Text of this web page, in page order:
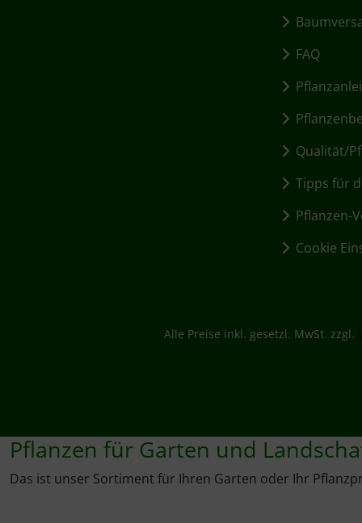
FAQ
Qualität/
Tipps für
Pflanzen-
Cookie
Alle Preise inkl. gesetzl. MwSt. zzgl.
Pflanzen für Garten und
Das ist unser Sortiment für Ihren Garten oder Ihr